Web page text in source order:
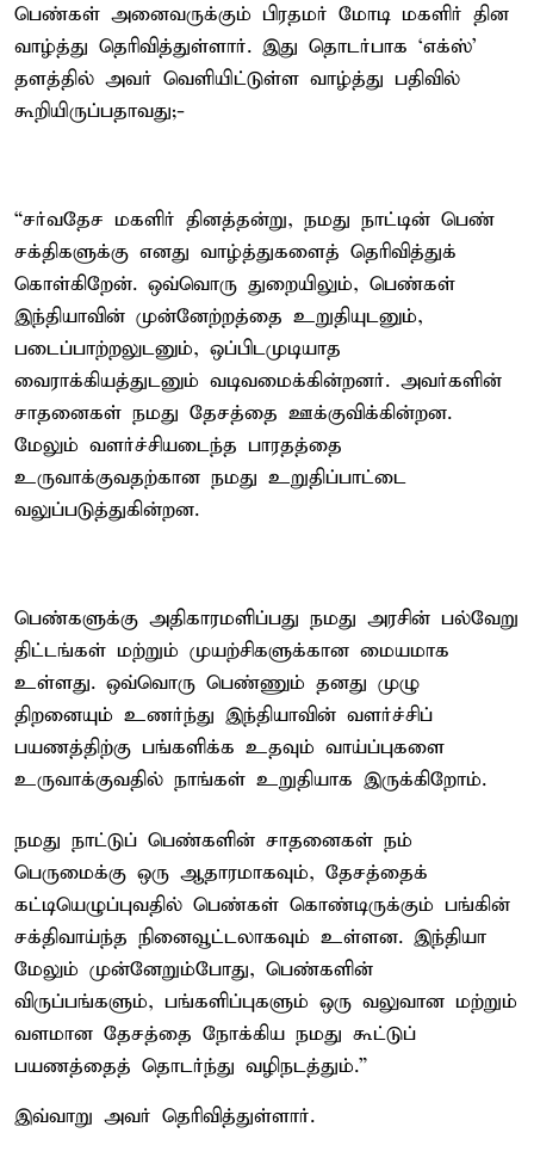
பெண்கள் அனைவருக்கும் பிரதமர் மோடி மகளிர் தின
வாழ்த்து தெரிவித்துள்ளார். இது தொடர்பாக ‘எக்ஸ்’
தளத்தில் அவர் வெளியிட்டுள்ள வாழ்த்து பதிவில்
கூறியிருப்பதாவது;-
“சர்வதேச மகளிர் தினத்தன்று, நமது நாட்டின் பெண்
சக்திகளுக்கு எனது வாழ்த்துகளைத் தெரிவித்துக்
கொள்கிறேன். ஒவ்வொரு துறையிலும், பெண்கள்
இந்தியாவின் முன்னேற்றத்தை உறுதியுடனும்,
படைப்பாற்றலுடனும், ஒப்பிடமுடியாத
வைராக்கியத்துடனும் வடிவமைக்கின்றனர். அவர்களின்
சாதனைகள் நமது தேசத்தை ஊக்குவிக்கின்றன.
மேலும் வளர்ச்சியடைந்த பாரதத்தை
உருவாக்குவதற்கான நமது உறுதிப்பாட்டை
வலுப்படுத்துகின்றன.
பெண்களுக்கு அதிகாரமளிப்பது நமது அரசின் பல்வேறு
திட்டங்கள் மற்றும் முயற்சிகளுக்கான மையமாக
உள்ளது. ஒவ்வொரு பெண்ணும் தனது முழு
திறனையும் உணர்ந்து இந்தியாவின் வளர்ச்சிப்
பயணத்திற்கு பங்களிக்க உதவும் வாய்ப்புகளை
உருவாக்குவதில் நாங்கள் உறுதியாக இருக்கிறோம்.
நமது நாட்டுப் பெண்களின் சாதனைகள் நம்
பெருமைக்கு ஒரு ஆதாரமாகவும், தேசத்தைக்
கட்டியெழுப்புவதில் பெண்கள் கொண்டிருக்கும் பங்கின்
சக்திவாய்ந்த நினைவூட்டலாகவும் உள்ளன. இந்தியா
மேலும் முன்னேறும்போது, ​​பெண்களின்
விருப்பங்களும், பங்களிப்புகளும் ஒரு வலுவான மற்றும்
வளமான தேசத்தை நோக்கிய நமது கூட்டுப்
பயணத்தைத் தொடர்ந்து வழிநடத்தும்.”
இவ்வாறு அவர் தெரிவித்துள்ளார்.